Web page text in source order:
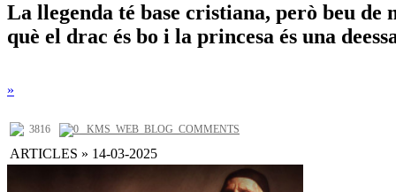
La llegenda té base cristiana, però beu de
què el drac és bo i la princesa és una
»
3816 0 _KMS_WEB_BLOG_COMMENTS
ARTICLES » 14-03-2025